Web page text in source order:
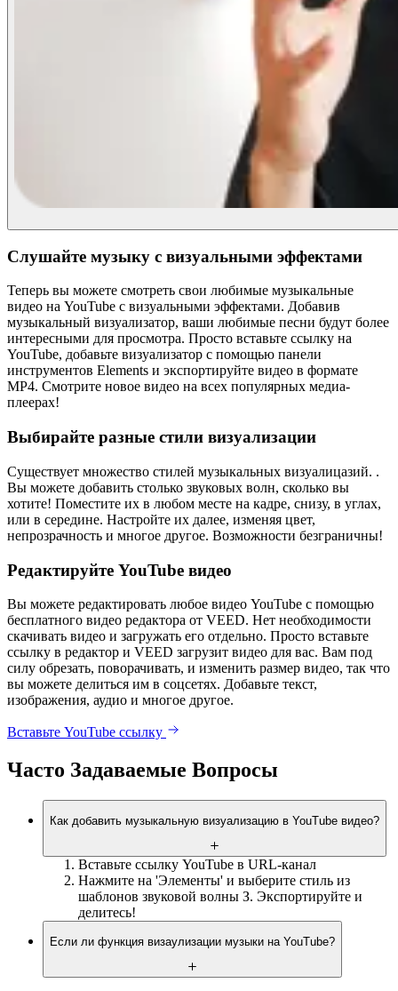
Слушайте музыку с визуальными эффектами
Теперь вы можете смотреть свои любимые музыкальные
видео на YouTube с визуальными эффектами. Добавив
музыкальный визуализатор, ваши любимые песни будут более
интересными для просмотра. Просто вставьте ссылку на
YouTube, добавьте визуализатор с помощью панели
инструментов Elements и экспортируйте видео в формате
MP4. Смотрите новое видео на всех популярных медиа-
плеерах!
Выбирайте разные стили визуализации
Существует множество стилей музыкальных визуалицазий. .
Вы можете добавить столько звуковых волн, сколько вы
хотите! Поместите их в любом месте на кадре, снизу, в углах,
или в середине. Настройте их далее, изменяя цвет,
непрозрачность и многое другое. Возможности безграничны!
Редактируйте YouTube видео
Вы можете редактировать любое видео YouTube с помощью
бесплатного видео редактора от VEED. Нет необходимости
скачивать видео и загружать его отдельно. Просто вставьте
ссылку в редактор и VEED загрузит видео для вас. Вам под
силу обрезать, поворачивать, и изменить размер видео, так что
вы можете делиться им в соцсетях. Добавьте текст,
изображения, аудио и многое другое.
Вставьте YouTube ссылку
Часто Задаваемые Вопросы
Как добавить музыкальную визуализацию в YouTube видео?
Вставьте ссылку YouTube в URL-канал
Нажмите на 'Элементы' и выберите стиль из
шаблонов звуковой волны З. Экспортируйте и
делитесь!
Если ли функция визаулизации музыки на YouTube?